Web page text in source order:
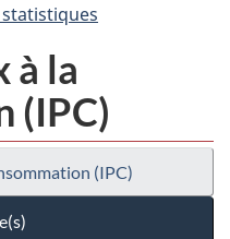
à la
(IPC)
(IPC)